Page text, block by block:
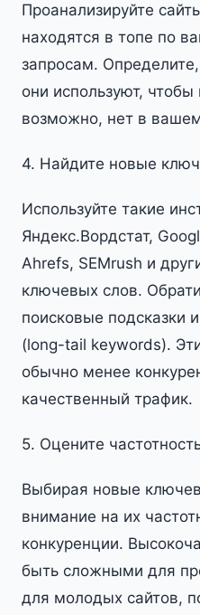
Проанализируйте
находятся в топе по
запросам.
они используют,
возможно, нет в
4. Найдите новые
Используйте такие
Яндекс.Вордстат,
Ahrefs, SEMrush и
ключевых слов.
поисковые подсказки
(long-tail keywords).
обычно менее
качественный трафик.
5. Оцените
Выбирая новые
внимание на их
конкуренции.
быть сложными для
для молодых сайтов,